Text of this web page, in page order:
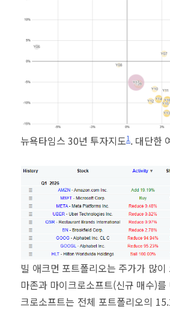
뉴욕타임스 30년 투자지도1 . 대단한
빌 애크먼 포트폴리오는 주가가 많
마존과 마이크로소프트(신규 매수)
크로소프트는 전체 포트폴리오의